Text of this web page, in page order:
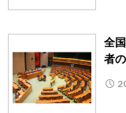
全
者